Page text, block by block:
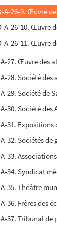
A-26-9. Œuvre
A-26-10. Œuvre
A-26-11. Œuvre
27. Œuvre des
28. Société
29. Société de
30. Société des
31.
32. Sociétés de
33.
34. Syndicat
35. Théâtre
36. Frères des
37. Tribunal de